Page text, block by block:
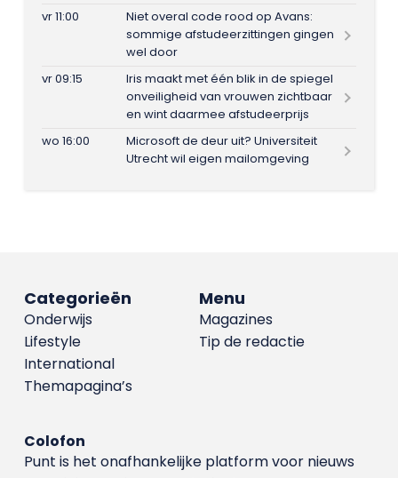
vr 11:00
Niet overal code rood op Avans:
sommige afstudeerzittingen gingen
wel door
vr 09:15
Iris maakt met één blik in de spiegel
onveiligheid van vrouwen zichtbaar
en wint daarmee afstudeerprijs
wo 16:00
Microsoft de deur uit? Universiteit
Utrecht wil eigen mailomgeving
Menu
Magazines
Tip de redactie
Categorieën
Onderwijs
Lifestyle
International
Themapagina’s
Colofon
Punt is het onafhankelijke platform voor nieuws